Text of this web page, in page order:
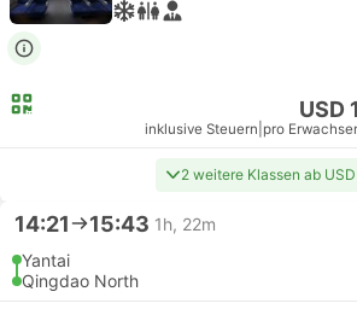
USD
inklusive Steuern pro
2 weitere Klassen ab USD
14:21 15:43 1h, 22m
Yantai
Qingdao North